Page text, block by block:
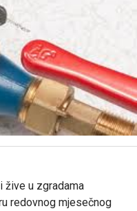
žive u zgradama
redovnog mjesečnog